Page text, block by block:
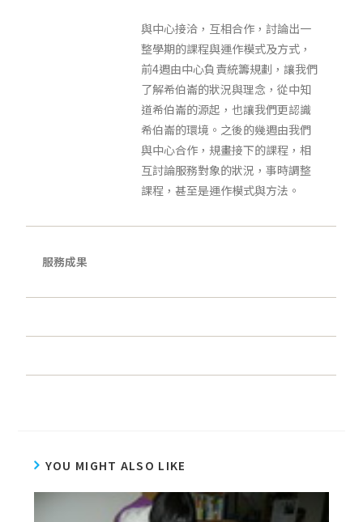
與中心接洽，互相合作，討論出一
整學期的課程與運作模式及方式，
前4週由中心負責統籌規劃，讓我們
了解希伯崙的狀況與理念，從中知
道希伯崙的源起，也讓我們更認識
希伯崙的環境。之後的幾週由我們
與中心合作，規畫接下的課程，相
互討論服務對象的狀況，事時調整
課程，甚至是運作模式與方法。
服務成果
YOU MIGHT ALSO LIKE